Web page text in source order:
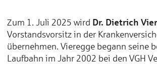
Zum 1. Juli 2025 wird Dr. Dietrich
Vorstandsvorsitz in der
übernehmen. Vieregge begann seine
Laufbahn im Jahr 2002 bei den VGH